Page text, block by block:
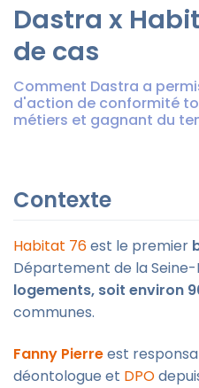
Dastra x
de cas
Comment Dastra a
d'action de conformité
métiers et gagnant du
Contexte
Habitat 76est le premier
Département de la
logements, soit environ
communes.
Fanny Pierreest
déontologue et DPO